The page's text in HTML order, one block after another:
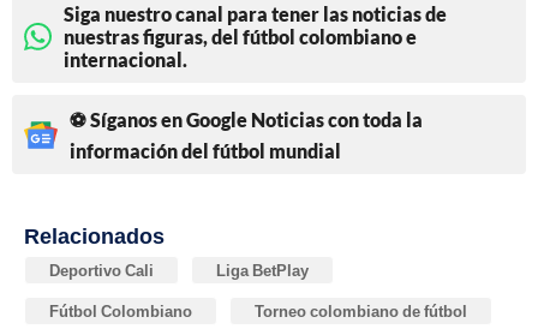
Siga nuestro canal para tener las noticias de
nuestras figuras, del fútbol colombiano e
internacional.
⚽ Síganos en Google Noticias con toda la
información del fútbol mundial
Relacionados
Deportivo Cali Liga BetPlay
Fútbol Colombiano Torneo colombiano de fútbol